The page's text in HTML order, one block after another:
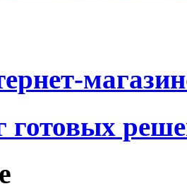
готовых